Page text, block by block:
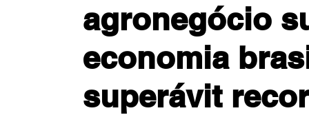
agronegócio
economia
superávit